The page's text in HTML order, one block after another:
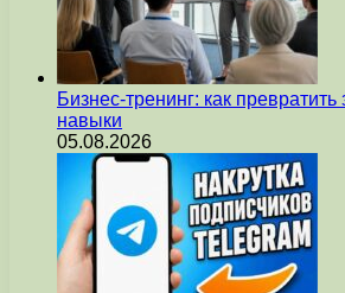
Бизнес-тренинг: как
навыки
05.08.2026